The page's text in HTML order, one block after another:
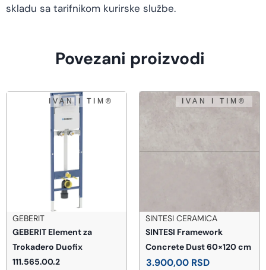
skladu sa tarifnikom kurirske službe.
Povezani proizvodi
SINTESI CERAMICA
SINTESI Framework
Concrete Dust 60×120 cm
3.900,00RSD
BLANCO
Blanco Zia XL 6S sudopera
526019
35.990,00RSD